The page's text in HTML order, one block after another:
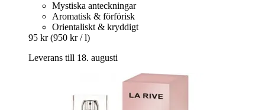
Mystiska anteckningar
Aromatisk & förförisk
Orientaliskt & kryddigt
95 kr (950 kr / l)
Leverans till 18. augusti